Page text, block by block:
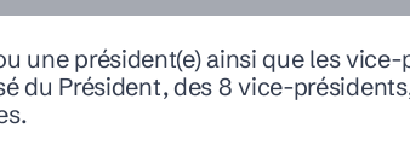
président(e) ainsi que les vice-
du Président, des 8 vice-